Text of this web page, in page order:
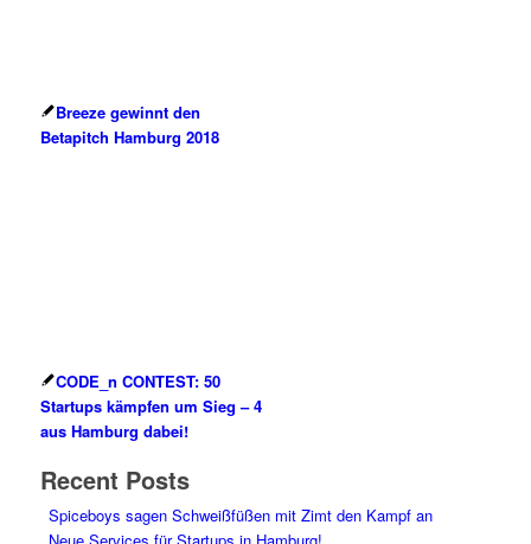
Breeze gewinnt den
Betapitch Hamburg 2018
CODE_n CONTEST: 50
Startups kämpfen um Sieg – 4
aus Hamburg dabei!
Recent Posts
Spiceboys sagen Schweißfüßen mit Zimt den Kampf an